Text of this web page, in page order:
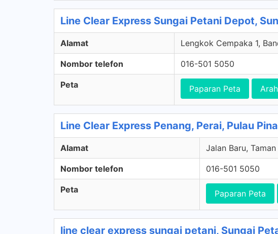
Line Clear Express Sungai Petani Depot,
Alamat Lengkok Cempaka 1,
Nombor telefon 016-501 5050
Peta Paparan Peta Arah
Line Clear Express Penang, Perai, Pulau
Alamat Jalan Baru,
Nombor telefon 016-501 5050
Peta Paparan Peta
line clear express sungai petani, Sungai